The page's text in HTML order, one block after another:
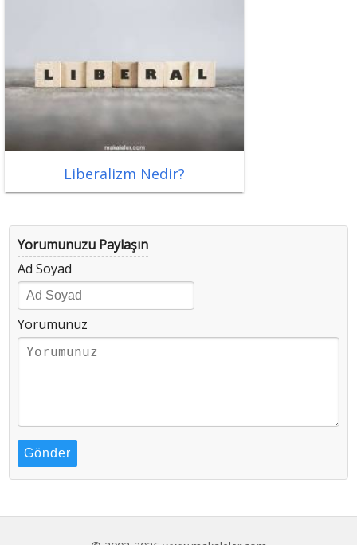
Liberalizm Nedir?
Yorumunuzu Paylaşın
Ad Soyad
Yorumunuz
Gönder